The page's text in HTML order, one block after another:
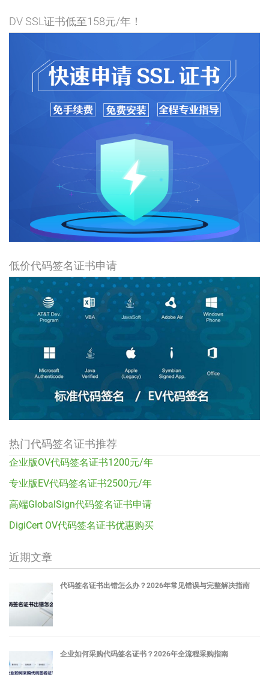
DV SSL证书低至158元/年！
低价代码签名证书申请
热门代码签名证书推荐
企业版OV代码签名证书1200元/年
专业版EV代码签名证书2500元/年
高端GlobalSign代码签名证书申请
DigiCert OV代码签名证书优惠购买
近期文章
代码签名证书出错怎么办？2026年常见错误与完整解决指南
企业如何采购代码签名证书？2026年全流程采购指南